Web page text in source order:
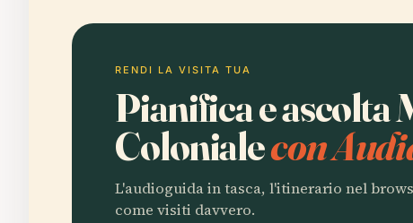
RENDI LA VISITA TUA
Pianifica e ascolta
Colonialecon
L'audioguida in tasca, l'itinerario nel
come visiti davvero.